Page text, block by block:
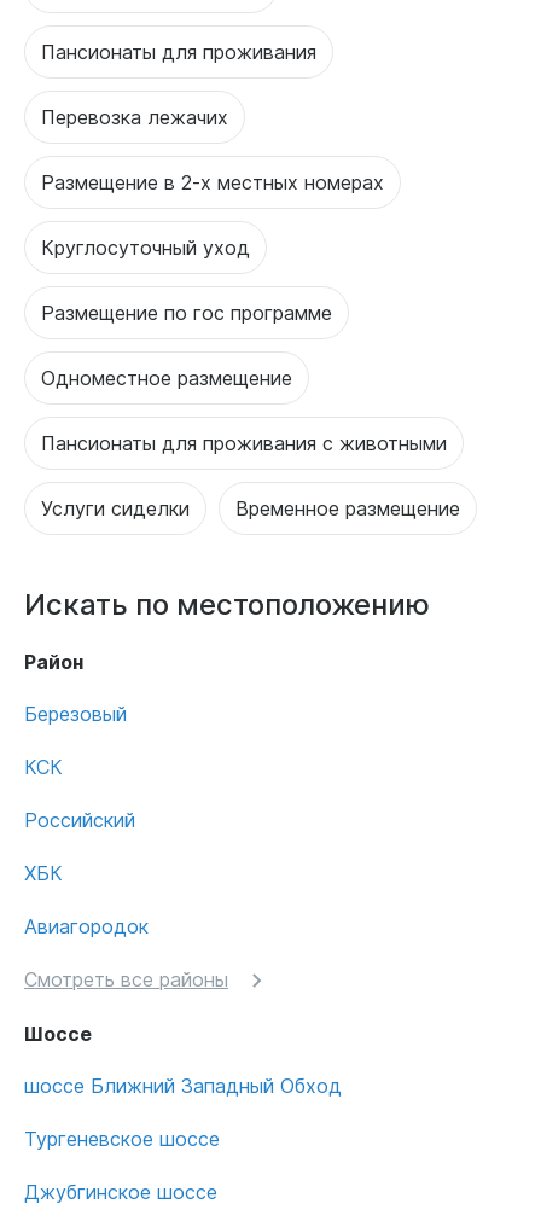
Пансионаты для проживания
Перевозка лежачих
Размещение в 2-х местных номерах
Круглосуточный уход
Размещение по гос программе
Одноместное размещение
Пансионаты для проживания с животными
Услуги сиделки Временное размещение
Искать по местоположению
Район
Березовый
КСК
Российский
ХБК
Авиагородок
Смотреть все районы
Шоссе
шоссе Ближний Западный Обход
Тургеневское шоссе
Джубгинское шоссе